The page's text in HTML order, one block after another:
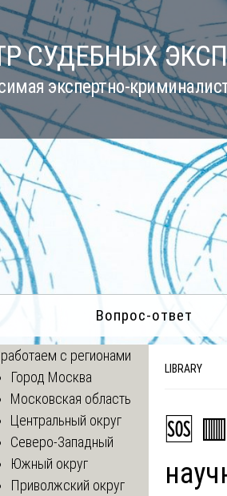
СУДЕБНЫХ
экспертно-
Вопрос-ответ
LIBRARY
🆘
с регионами
Город Москва
Московская область
Центральный округ
Северо-Западный
Южный округ
Приволжский округ